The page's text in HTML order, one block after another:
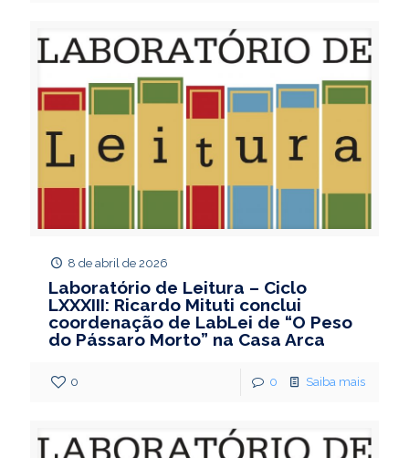
8 de abril de 2026
Laboratório de Leitura – Ciclo
LXXXIII: Ricardo Mituti conclui
coordenação de LabLei de “O Peso
do Pássaro Morto” na Casa Arca
0 0 Saiba mais